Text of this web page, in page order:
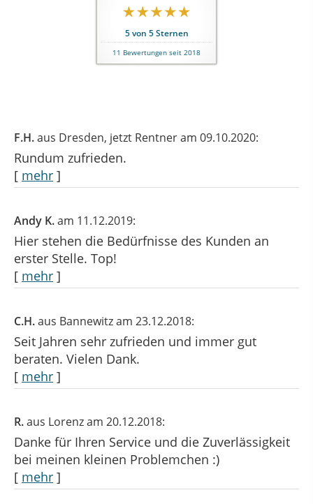
5von 5Sternen
11 Bewertungen seit 2018
F.H.aus Dresden, jetzt Rentneram 09.10.2020:
Rundum zufrieden.
[ mehr ]
Andy K.am 11.12.2019:
Hier stehen die Bedürfnisse des Kunden an
erster Stelle. Top!
[ mehr ]
C.H.aus Bannewitzam 23.12.2018:
Seit Jahren sehr zufrieden und immer gut
beraten. Vielen Dank.
[ mehr ]
R.aus Lorenzam 20.12.2018:
Danke für Ihren Service und die Zuverlässigkeit
bei meinen kleinen Problemchen :)
[ mehr ]